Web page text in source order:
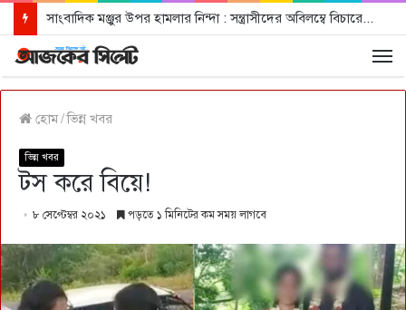
সাংবাদিক মঞ্জুর উপর হামলার নিন্দা : সন্ত্রাসীদের অবিলম্বে বিচারের আওতায় আনার দাবী
হোম/ভিন্ন খবর
ভিন্ন খবর
টস করে বিয়ে!
৮ সেপ্টেম্বর ২০২১ পড়তে ১ মিনিটের কম সময় লাগবে